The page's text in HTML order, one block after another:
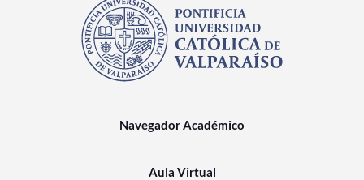
Navegador Académico
Aula Virtual